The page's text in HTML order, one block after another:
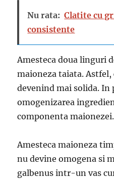
Nu rata: Clatite cu
consistente
Amesteca doua linguri
maioneza taiata.
devenind mai solida. In
omogenizarea
componenta maionezei.
Amesteca maioneza
nu devine omogena si
galbenus intr-un vas